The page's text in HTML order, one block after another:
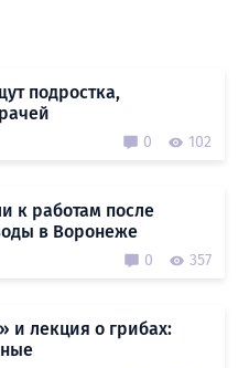
подростка,
0 102
к работам после
в Воронеже
0 357
и лекция о грибах: